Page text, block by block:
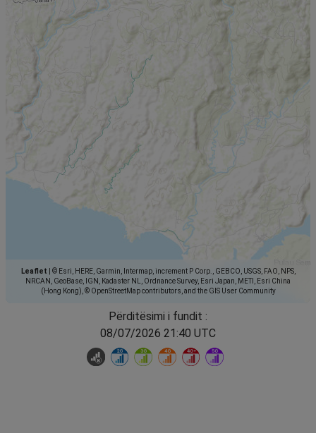
Leaflet
© Esri, HERE, Garmin, Intermap, increment P Corp., GEBCO, USGS, FAO, NPS,
NRCAN, GeoBase, IGN, Kadaster NL, Ordnance Survey, Esri Japan, METI, Esri China
(Hong Kong), © OpenStreetMap contributors, and the GIS User Community
Përditësimi i fundit :
08/07/2026 21:40 UTC